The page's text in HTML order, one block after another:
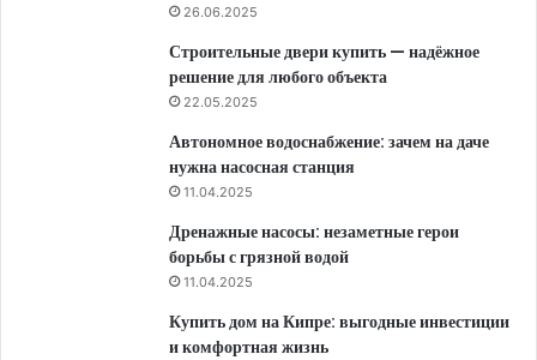
26.06.2025
Строительные двери купить — надёжное
решение для любого объекта
22.05.2025
Автономное водоснабжение: зачем на даче
нужна насосная станция
11.04.2025
Дренажные насосы: незаметные герои
борьбы с грязной водой
11.04.2025
Купить дом на Кипре: выгодные инвестиции
и комфортная жизнь